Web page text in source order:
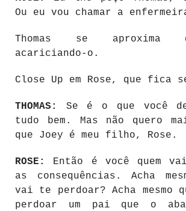
Ou eu vou chamar a
Thomas se aproxima
acariciando-o.
Close Up em Rose, que fica
THOMAS:
Se é o que você
tudo bem. Mas não quero
que Joey é meu filho, Rose.
ROSE:
Então é você quem
as consequências. Acha
vai te perdoar? Acha mesmo
perdoar um pai que o